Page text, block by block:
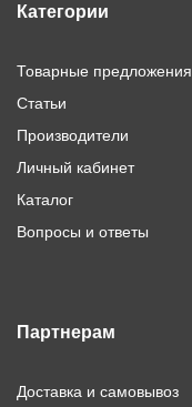
Категории
Товарные предложения
Статьи
Производители
Личный кабинет
Каталог
Вопросы и ответы
Партнерам
Доставка и самовывоз